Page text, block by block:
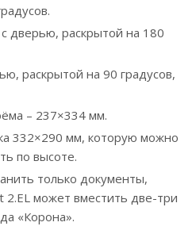
дверью, раскрытой на 180
раскрытой на 90 градусов,
– 237×334 мм.
332×290 мм, которую можно
по высоте.
только документы,
2.EL может вместить две-три
«Корона».